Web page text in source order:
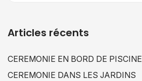
Articles récents
CEREMONIE EN BORD DE PISCINE
CEREMONIE DANS LES JARDINS